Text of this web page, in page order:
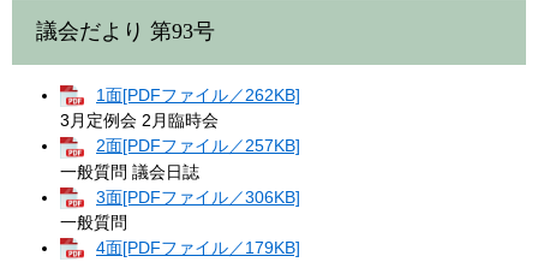
議会だより 第93号
1面[PDFファイル／262KB]
3月定例会 2月臨時会
2面[PDFファイル／257KB]
一般質問 議会日誌
3面[PDFファイル／306KB]
一般質問
4面[PDFファイル／179KB]